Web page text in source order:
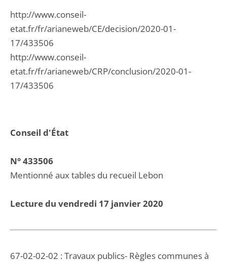
Conseil d'État
N° 433506
Mentionné aux tables du recueil Lebon
Lecture du vendredi 17 janvier 2020
67-02-02-02 : Travaux publics- Règles communes à
http://www.conseil-
etat.fr/fr/arianeweb/CE/decision/2020-01-
17/433506
http://www.conseil-
etat.fr/fr/arianeweb/CRP/conclusion/2020-01-
17/433506